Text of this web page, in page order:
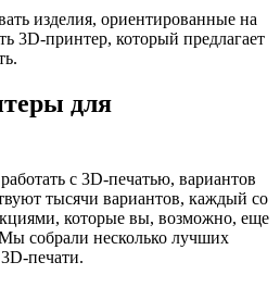
изделия, ориентированные на
3D-принтер, который предлагает
для
с 3D-печатью, вариантов
тысячи вариантов, каждый со
которые вы, возможно, еще
собрали несколько лучших
печати.